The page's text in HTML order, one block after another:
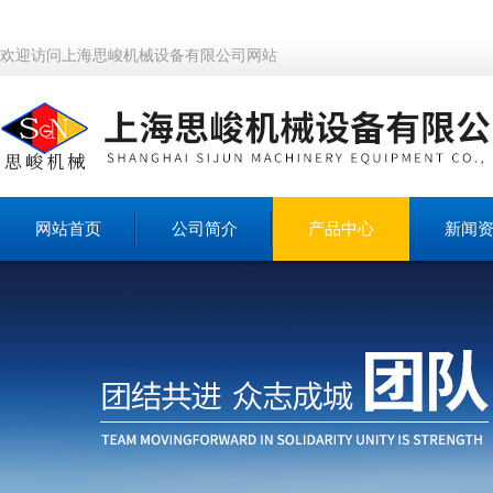
欢迎访问上海思峻机械设备有限公司网站
网站首页 公司简介 产品中心 新闻